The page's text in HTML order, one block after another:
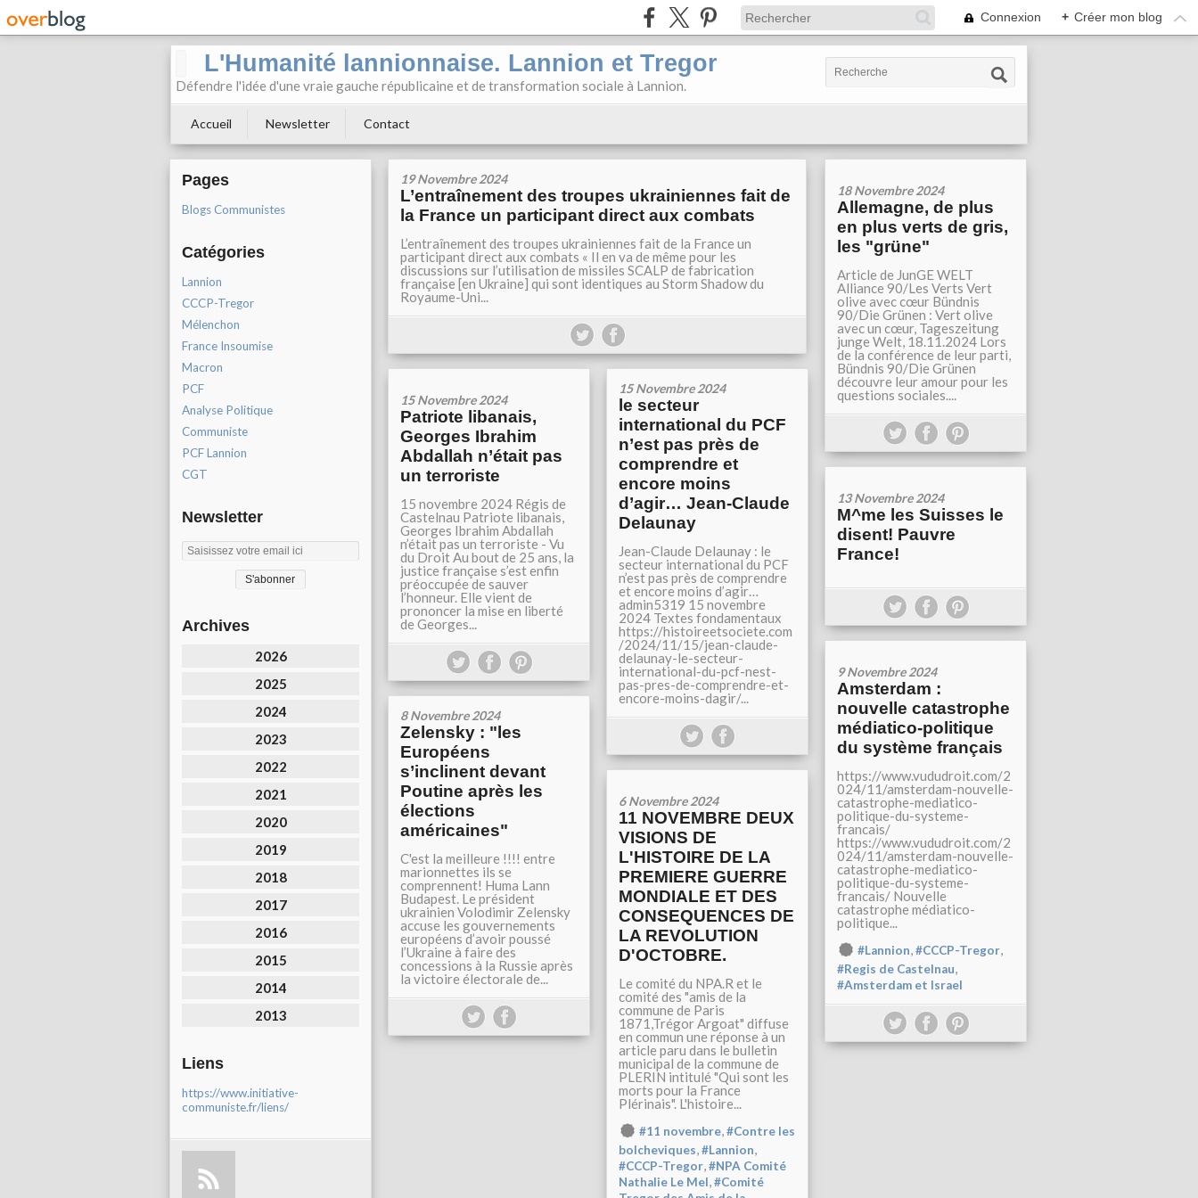
Connexion + Créer mon blog
L'Humanité lannionnaise. Lannion et Tregor
Défendre l'idée d'une vraie gauche républicaine et de transformation sociale à Lannion.
Accueil Newsletter Contact
Pages
Blogs Communistes
Catégories
Lannion
CCCP-Tregor
Mélenchon
France Insoumise
Macron
PCF
Analyse Politique
Communiste
PCF Lannion
CGT
Newsletter
Archives
2026
2025
2024
2023
2022
2021
2020
2019
2018
2017
2016
2015
2014
2013
Liens
https://www.initiative-
communiste.fr/liens/
19 Novembre 2024
L’entraînement des troupes ukrainiennes fait de
la France un participant direct aux combats
L’entraînement des troupes ukrainiennes fait de la France un
participant direct aux combats « Il en va de même pour les
discussions sur l’utilisation de missiles SCALP de fabrication
française [en Ukraine] qui sont identiques au Storm Shadow du
Royaume-Uni...
18 Novembre 2024
Allemagne, de plus
en plus verts de gris,
les "grüne"
Article de JunGE WELT
Alliance 90/Les Verts Vert
olive avec cœur Bündnis
90/Die Grünen : Vert olive
avec un cœur, Tageszeitung
junge Welt, 18.11.2024 Lors
de la conférence de leur parti,
Bündnis 90/Die Grünen
découvre leur amour pour les
questions sociales....
15 Novembre 2024
Patriote libanais,
Georges Ibrahim
Abdallah n’était pas
un terroriste
15 novembre 2024 Régis de
Castelnau Patriote libanais,
Georges Ibrahim Abdallah
n’était pas un terroriste - Vu
du Droit Au bout de 25 ans, la
justice française s’est enfin
préoccupée de sauver
l’honneur. Elle vient de
prononcer la mise en liberté
de Georges...
15 Novembre 2024
le secteur
international du PCF
n’est pas près de
comprendre et
encore moins
d’agir… Jean-Claude
Delaunay
Jean-Claude Delaunay : le
secteur international du PCF
n’est pas près de comprendre
et encore moins d’agir…
admin5319 15 novembre
2024 Textes fondamentaux
https://histoireetsociete.com
/2024/11/15/jean-claude-
delaunay-le-secteur-
international-du-pcf-nest-
pas-pres-de-comprendre-et-
encore-moins-dagir/...
13 Novembre 2024
M^me les Suisses le
disent! Pauvre
France!
9 Novembre 2024
Amsterdam :
nouvelle catastrophe
médiatico-politique
du système français
https://www.vududroit.com/2
024/11/amsterdam-nouvelle-
catastrophe-mediatico-
politique-du-systeme-
francais/
https://www.vududroit.com/2
024/11/amsterdam-nouvelle-
catastrophe-mediatico-
politique-du-systeme-
francais/ Nouvelle
catastrophe médiatico-
politique...
#Lannion,#CCCP-Tregor,
#Regis de Castelnau,
#Amsterdam et Israel
8 Novembre 2024
Zelensky : "les
Européens
s’inclinent devant
Poutine après les
élections
américaines"
C'est la meilleure !!!! entre
marionnettes ils se
comprennent! Huma Lann
Budapest. Le président
ukrainien Volodimir Zelensky
accuse les gouvernements
européens d’avoir poussé
l’Ukraine à faire des
concessions à la Russie après
la victoire électorale de...
6 Novembre 2024
11 NOVEMBRE DEUX
VISIONS DE
L'HISTOIRE DE LA
PREMIERE GUERRE
MONDIALE ET DES
CONSEQUENCES DE
LA REVOLUTION
D'OCTOBRE.
Le comité du NPA.R et le
comité des "amis de la
commune de Paris
1871,Trégor Argoat" diffuse
en commun une réponse à un
article paru dans le bulletin
municipal de la commune de
PLERIN intitulé "Qui sont les
morts pour la France
Plérinais". L'histoire...
#11 novembre,#Contre les
bolcheviques,#Lannion,
#CCCP-Tregor,#NPA Comité
Nathalie Le Mel,#Comité